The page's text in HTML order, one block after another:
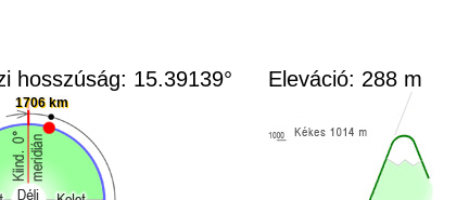
hosszúság: 15.39139°
1706 km
Eleváció: 288 m